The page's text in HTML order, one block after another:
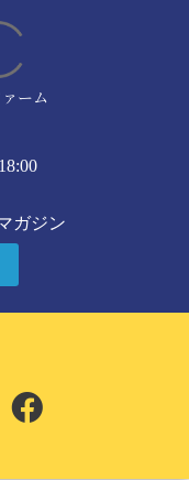
ーム
ガジン